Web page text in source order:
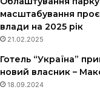
масштабування
влади на 2025 рік
21.02.2025
Готель “Україна”
новий власник –
18.09.2024